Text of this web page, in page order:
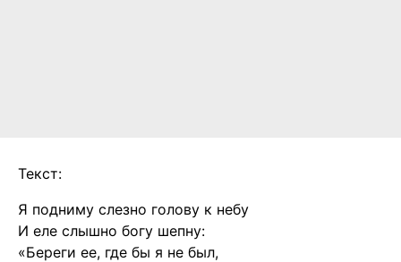
Текст:
Я подниму слезно голову к небу
И еле слышно богу шепну:
«Береги ее, где бы я не был,